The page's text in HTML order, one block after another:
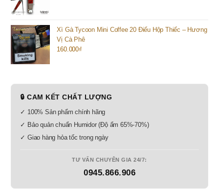
Xì Gà Tycoon Mini Coffee 20 Điếu Hộp Thiếc – Hương
Vị Cà Phê
160.000₫
🔒 CAM KẾT CHẤT LƯỢNG
✓ 100% Sản phẩm chính hãng
✓ Bảo quản chuẩn Humidor (Độ ẩm 65%-70%)
✓ Giao hàng hỏa tốc trong ngày
TƯ VẤN CHUYÊN GIA 24/7:
0945.866.906